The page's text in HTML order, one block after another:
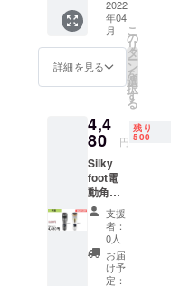
「感動」
「満足」を
共感しても
らえる商品
していきま
円（税
込）
→3,980
円（税
込） 一
般販売
予定価
5,500円
（税
込） ・
送料込
みの価
格とな
りま
す。 ・
一部の
デザイ
ン、仕
様につ
2022
年04
月
詳細を見る
こ
の
リ
タ
ー
ン
を
選
択
す
る
4,4
80 円
残り
500
Silky
foot電
動角質
リムー
バ １
点 早割
約
20％OF
F 5,500
支援
者：
0人
お届
け予
定：